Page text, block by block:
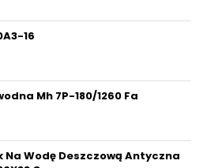
16
Mh 7P-180/1260 Fa
Na Wodę Deszczową Antyczna